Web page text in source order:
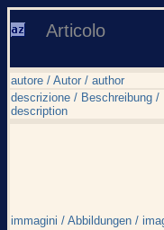
Articolo
autore / Autor / author
descrizione / Beschreibung /
description
immagini / Abbildungen /